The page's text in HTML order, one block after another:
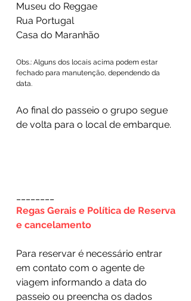
Museu do Reggae
Rua Portugal
Casa do Maranhão
Obs.: Alguns dos locais acima podem estar
fechado para manutenção, dependendo da
data.
Ao final do passeio o grupo segue
de volta para o local de embarque.
Regas Gerais e Política de Reserva
e cancelamento
Para reservar é necessário entrar
em contato com o agente de
viagem informando a data do
passeio ou preencha os dados